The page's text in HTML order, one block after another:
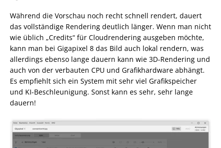
Während die Vorschau noch recht schnell rendert, dauert
das vollständige Rendering deutlich länger. Wenn man nicht
wie üblich „Credits“ für Cloudrendering ausgeben möchte,
kann man bei Gigapixel 8 das Bild auch lokal rendern, was
allerdings ebenso lange dauern kann wie 3D-Rendering und
auch von der verbauten CPU und Grafikhardware abhängt.
Es empfiehlt sich ein System mit sehr viel Grafikspeicher
und KI-Beschleunigung. Sonst kann es sehr, sehr lange
dauern!